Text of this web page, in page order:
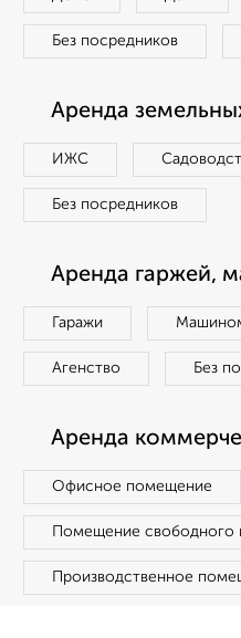
Без посредников
Аренда
ИЖС
Без посредников
Аренда гаржей,
Гаражи
Агенство Без
Аренда
Офисное помещение
Помещение свободного
Производственное